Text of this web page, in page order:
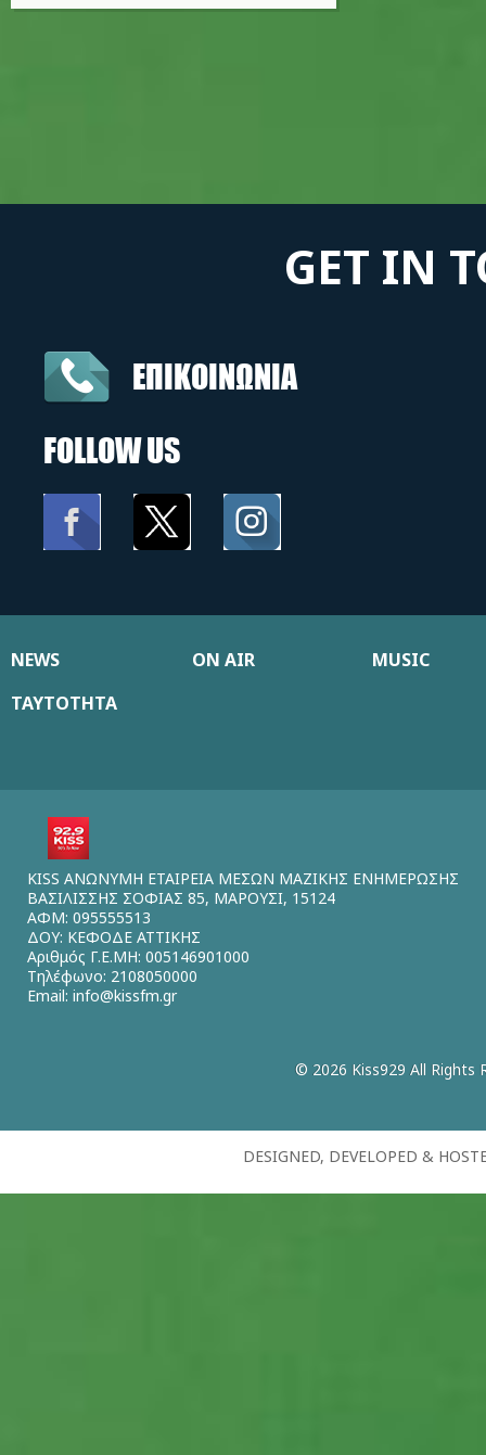
GET IN
ΕΠΙΚΟΙΝΩΝΙΑ
FOLLOW US
NEWS ON AIR
MUSIC
ΤΑΥΤΟΤΗΤΑ
KISS ΑΝΩΝΥΜΗ ΕΤΑΙΡΕΙΑ ΜΕΣΩΝ ΜΑΖΙΚΗΣ ΕΝΗΜΕΡΩΣΗΣ
ΒΑΣΙΛΙΣΣΗΣ ΣΟΦΙΑΣ 85, ΜΑΡΟΥΣΙ, 15124
ΑΦΜ: 095555513
ΔΟΥ: ΚΕΦΟΔΕ ΑΤΤΙΚΗΣ
Αριθμός Γ.Ε.ΜΗ: 005146901000
Τηλέφωνο: 2108050000
Email: info@kissfm.gr
© 2026 Kiss929 All Rights
DESIGNED, DEVELOPED &